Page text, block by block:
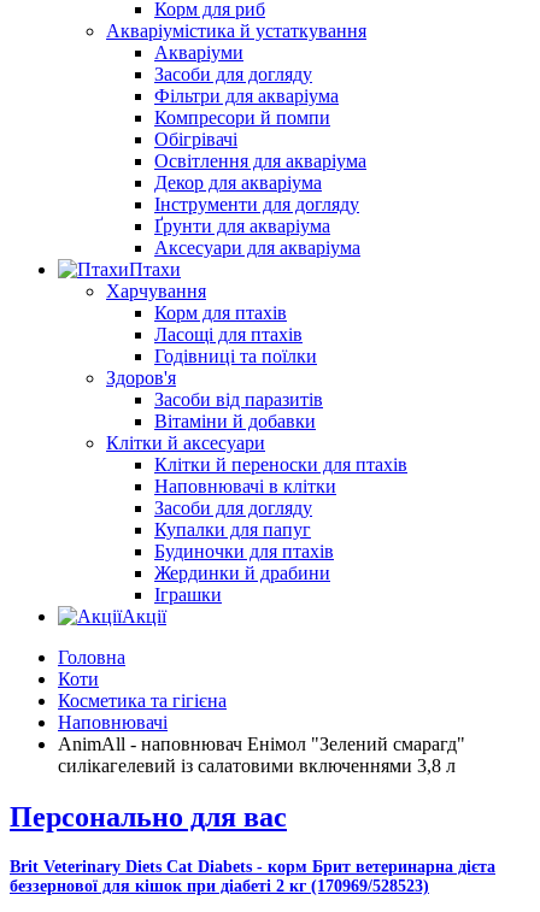
Корм для риб
Акваріумістика й устаткування
Акваріуми
Засоби для догляду
Фільтри для акваріума
Компресори й помпи
Обігрівачі
Освітлення для акваріума
Декор для акваріума
Інструменти для догляду
Ґрунти для акваріума
Аксесуари для акваріума
Птахи
Харчування
Корм для птахів
Ласощі для птахів
Годівниці та поїлки
Здоров'я
Засоби від паразитів
Вітаміни й добавки
Клітки й аксесуари
Клітки й переноски для птахів
Наповнювачі в клітки
Засоби для догляду
Купалки для папуг
Будиночки для птахів
Жердинки й драбини
Іграшки
Акції
Головна
Коти
Косметика та гігієна
Наповнювачі
AnimAll - наповнювач Енімол "Зелений смарагд"
силікагелевий із салатовими включеннями 3,8 л
Персонально для вас
Brit Veterinary Diets Cat Diabets - корм Брит ветеринарна дієта
беззернової для кішок при діабеті 2 кг (170969/528523)